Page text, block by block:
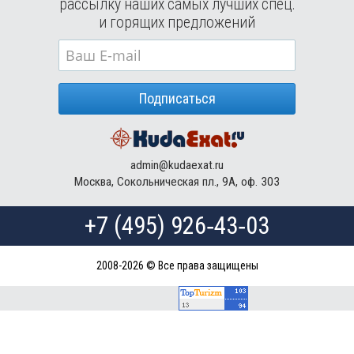
Туры в Мексику в августе
Туры в Кубу в августе
Туры вДоминиканская Республика
Туры в Грецию в августе
Туры в Мальдивы в августе
Туры в Маврикий в августе
рассылку наших самых лучших спец.
и горящих предложений
Подписаться
admin@kudaexat.ru
Москва, Сокольническая пл., 9А, оф. 303
+7 (495) 926‑43‑03
2008-2026 © Все права защищены